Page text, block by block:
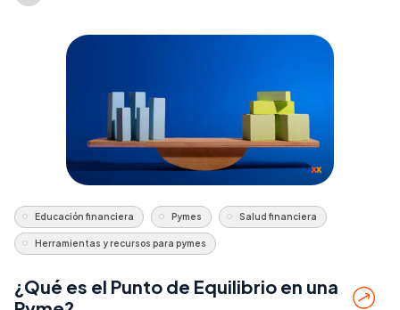
Educación financiera Pymes Salud financiera
Herramientas y recursos para pymes
¿Qué es el Punto de Equilibrio en una